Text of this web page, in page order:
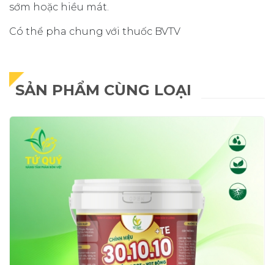
sớm hoặc hiều mát.
Có thể pha chung với thuốc BVTV
SẢN PHẨM CÙNG LOẠI